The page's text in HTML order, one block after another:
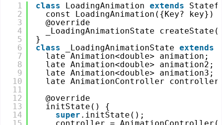
1
2
3
4
5
6
7
8
9
10
11
12
13
14
class LoadingAnimation extends
const LoadingAnimation({Key?
@override
_LoadingAnimationState
}
class
_LoadingAnimationState extends
late Animation<double> animation;
late Animation<double> animation2;
late Animation<double> animation3;
late AnimationController
@override
initState() {
super .initState();